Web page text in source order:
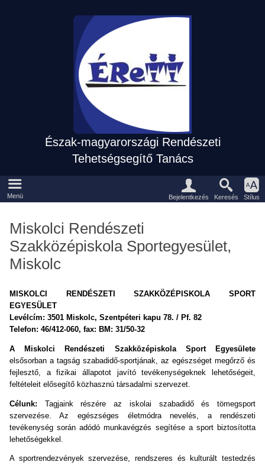
Észak-magyarországi Rendészeti
Tehetségsegítő Tanács
Fõmenü
Menü
Eszközpanel
Bejelentkezés Keresés Stílus
Miskolci Rendészeti
Szakközépiskola Sportegyesület,
Miskolc
MISKOLCI RENDÉSZETI SZAKKÖZÉPISKOLA SPORT
EGYESÜLET
Levélcím: 3501 Miskolc, Szentpéteri kapu 78. / Pf. 82
Telefon: 46/412-060, fax: BM: 31/50-32
A Miskolci Rendészeti Szakközépiskola Sport Egyesülete
elsősorban a tagság szabadidő-sportjának, az egészséget megőrző és
fejlesztő, a fizikai állapotot javító tevékenységeknek lehetőségeit,
feltételeit elősegítő közhasznú társadalmi szervezet.
Célunk: Tagjaink részére az iskolai szabadidő és tömegsport
szervezése. Az egészséges életmódra nevelés, a rendészeti
tevékenység során adódó munkavégzés segítése a sport biztosította
lehetőségekkel.
A sportrendezvények szervezése, rendszeres és kulturált testedzés